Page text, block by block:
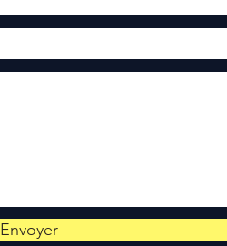
Envoyer